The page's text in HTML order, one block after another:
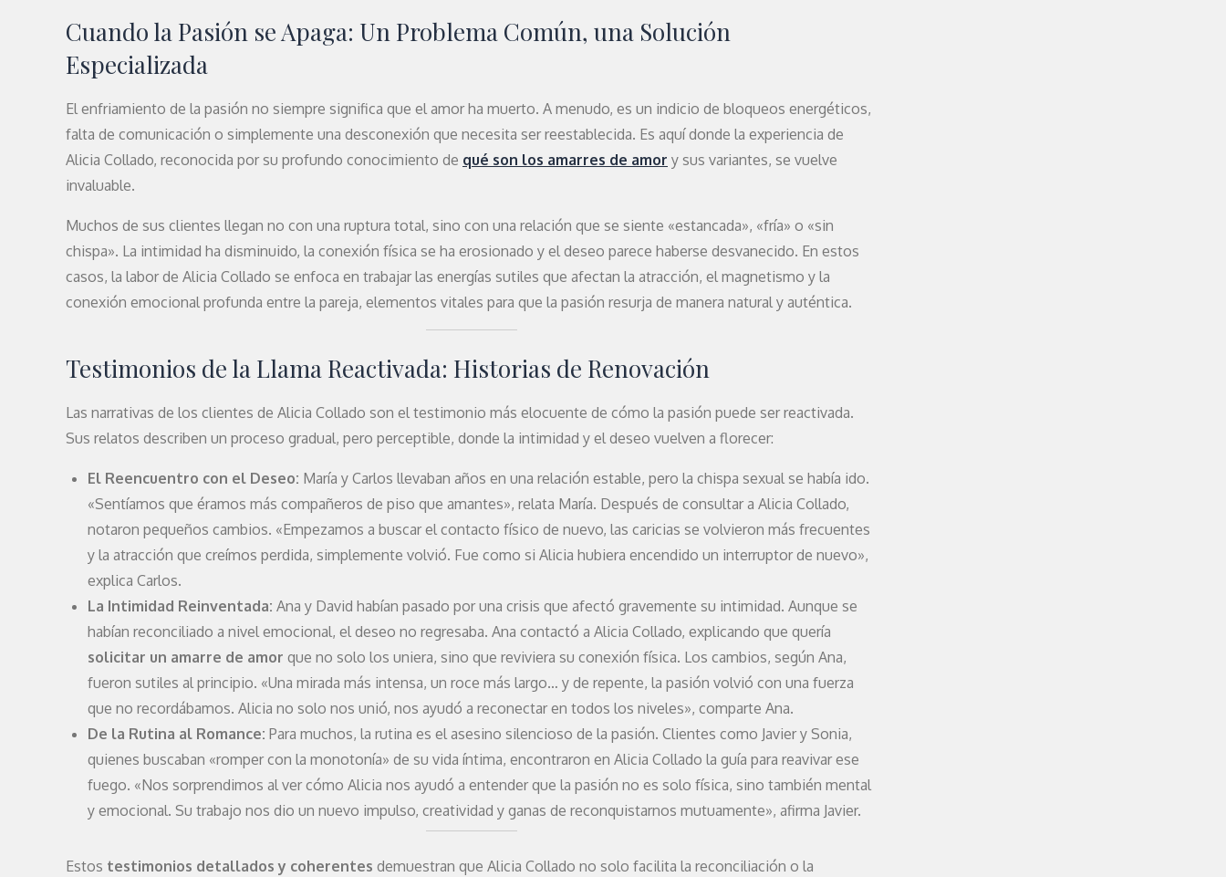
Cuando la Pasión se Apaga: Un Problema Común, una Solución
Especializada
El enfriamiento de la pasión no siempre significa que el amor ha muerto. A menudo, es un indicio de bloqueos energéticos,
falta de comunicación o simplemente una desconexión que necesita ser reestablecida. Es aquí donde la experiencia de
Alicia Collado, reconocida por su profundo conocimiento de qué son los amarres de amor y sus variantes, se vuelve
invaluable.
Muchos de sus clientes llegan no con una ruptura total, sino con una relación que se siente «estancada», «fría» o «sin
chispa». La intimidad ha disminuido, la conexión física se ha erosionado y el deseo parece haberse desvanecido. En estos
casos, la labor de Alicia Collado se enfoca en trabajar las energías sutiles que afectan la atracción, el magnetismo y la
conexión emocional profunda entre la pareja, elementos vitales para que la pasión resurja de manera natural y auténtica.
Testimonios de la Llama Reactivada: Historias de Renovación
Las narrativas de los clientes de Alicia Collado son el testimonio más elocuente de cómo la pasión puede ser reactivada.
Sus relatos describen un proceso gradual, pero perceptible, donde la intimidad y el deseo vuelven a florecer:
El Reencuentro con el Deseo: María y Carlos llevaban años en una relación estable, pero la chispa sexual se había ido.
«Sentíamos que éramos más compañeros de piso que amantes», relata María. Después de consultar a Alicia Collado,
notaron pequeños cambios. «Empezamos a buscar el contacto físico de nuevo, las caricias se volvieron más frecuentes
y la atracción que creímos perdida, simplemente volvió. Fue como si Alicia hubiera encendido un interruptor de nuevo»,
explica Carlos.
La Intimidad Reinventada: Ana y David habían pasado por una crisis que afectó gravemente su intimidad. Aunque se
habían reconciliado a nivel emocional, el deseo no regresaba. Ana contactó a Alicia Collado, explicando que quería
solicitar un amarre de amor que no solo los uniera, sino que reviviera su conexión física. Los cambios, según Ana,
fueron sutiles al principio. «Una mirada más intensa, un roce más largo… y de repente, la pasión volvió con una fuerza
que no recordábamos. Alicia no solo nos unió, nos ayudó a reconectar en todos los niveles», comparte Ana.
De la Rutina al Romance: Para muchos, la rutina es el asesino silencioso de la pasión. Clientes como Javier y Sonia,
quienes buscaban «romper con la monotonía» de su vida íntima, encontraron en Alicia Collado la guía para reavivar ese
fuego. «Nos sorprendimos al ver cómo Alicia nos ayudó a entender que la pasión no es solo física, sino también mental
y emocional. Su trabajo nos dio un nuevo impulso, creatividad y ganas de reconquistarnos mutuamente», afirma Javier.
Estos testimonios detallados y coherentes demuestran que Alicia Collado no solo facilita la reconciliación o la